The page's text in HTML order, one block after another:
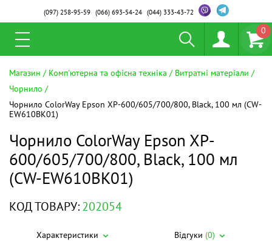
(097)258-95-59 (066)693-54-24 (044)333-43-72
0
Магазин Комп'ютерна та офісна техніка
Витратні матеріали
Чорнило
Чорнило ColorWay Epson XP-600/605/700/800, Black, 100 мл (CW-
EW610BK01)
Чорнило ColorWay Epson XP-
600/605/700/800, Black, 100 мл
(CW-EW610BK01)
КОД ТОВАРУ:202054
Характеристики Відгуки (0)